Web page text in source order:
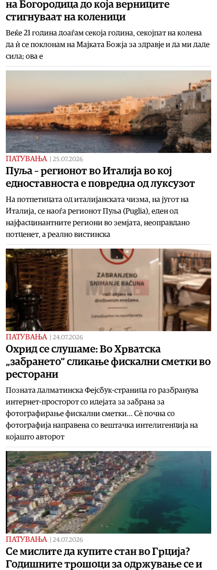
на Богородица до која верниците
стигнуваат на коленици
Веќе 21 година доаѓам секоја година, секојпат на колена
да ѝ се поклонам на Мајката Божја за здравје и да ми даде
сила; ова е
ПАТУВАЊА 25.07.2026
Пуља – регионот во Италија во кој
едноставноста е повредна од луксузот
На потпетицата од италијанската чизма, на југот на
Италија, се наоѓа регионот Пуља (Puglia), еден од
најфасцинантните региони во земјата, неоправдано
потценет, а реално вистинска
ПАТУВАЊА 24.07.2026
Охрид се слушаме: Во Хрватска
„забрането“ сликање фискални сметки во
ресторани
Позната далматинска Фејсбук-страница го разбранува
интернет-просторот со идејата за забрана за
фотографирање фискални сметки... Сѐ почна со
фотографија направена со вештачка интелигенција на
којашто авторот
ПАТУВАЊА 24.07.2026
Се мислите да купите стан во Грција?
Годишните трошоци за одржување се и